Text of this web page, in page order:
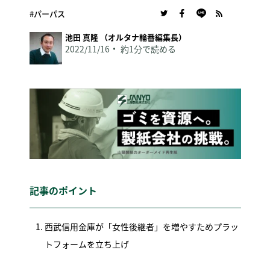
#パーパス
池田 真隆 （オルタナ輪番編集長）
2022/11/16 約1分で読める
記事のポイント
西武信用金庫が「女性後継者」を増やすためプラッ
トフォームを立ち上げ